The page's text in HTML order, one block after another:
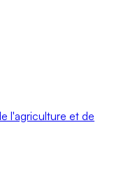
l'agriculture et de